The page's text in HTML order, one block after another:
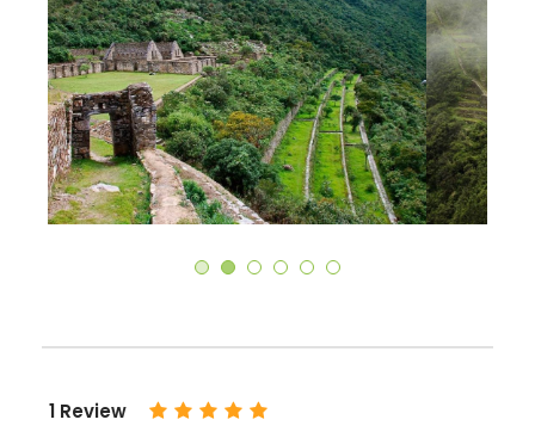
1 Review